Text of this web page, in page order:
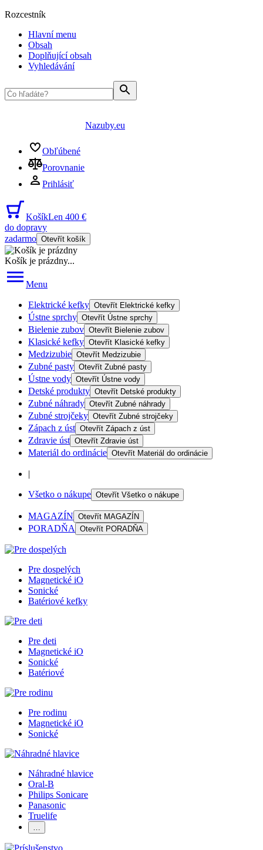
Rozcestník
Hlavní menu
Obsah
Doplňující obsah
Vyhledávání
Nazuby.eu
Obľúbené
Porovnanie
Prihlásiť
KošíkLen 400 €
do dopravy
zadarmo Otevřít košík
Košík je prázdny...
Menu
Elektrické kefky Otevřít Elektrické kefky
Ústne sprchy Otevřít Ústne sprchy
Bielenie zubov Otevřít Bielenie zubov
Klasické kefky Otevřít Klasické kefky
Medzizubie Otevřít Medzizubie
Zubné pasty Otevřít Zubné pasty
Ústne vody Otevřít Ústne vody
Detské produkty Otevřít Detské produkty
Zubné náhrady Otevřít Zubné náhrady
Zubné strojčeky Otevřít Zubné strojčeky
Zápach z úst Otevřít Zápach z úst
Zdravie úst Otevřít Zdravie úst
Materiál do ordinácie Otevřít Materiál do ordinácie
|
Všetko o nákupe Otevřít Všetko o nákupe
MAGAZÍN Otevřít MAGAZÍN
PORADŇA Otevřít PORADŇA
Pre dospelých
Magnetické iO
Sonické
Batériové kefky
Pre deti
Magnetické iO
Sonické
Batériové
Pre rodinu
Magnetické iO
Sonické
Náhradné hlavice
Oral-B
Philips Sonicare
Panasonic
Truelife
…